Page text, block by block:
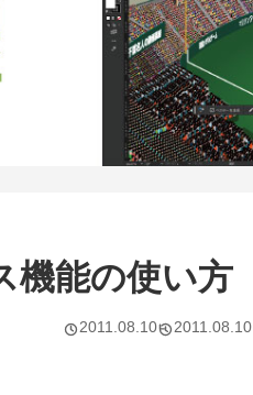
機能の使い方
2011.08.10 2011.08.10